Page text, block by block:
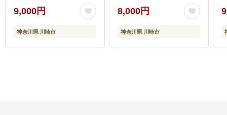
0079-1】
9,000円
神奈川県 川崎市
8,000円
神奈川県 川崎市